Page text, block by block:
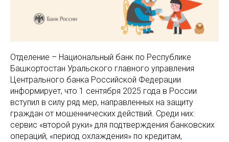
Отделение – Национальный банк по Республике
Башкортостан Уральского главного управления
Центрального банка Российской Федерации
информирует, что 1 сентября 2025 года в России
вступил в силу ряд мер, направленных на защиту
граждан от мошеннических действий. Среди них:
сервис «второй руки» для подтверждения банковских
операций, «период охлаждения» по кредитам,